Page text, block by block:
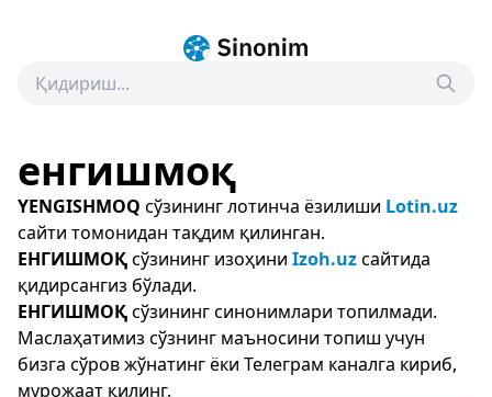
енгишмоқ
YENGISHMOQ сўзининг лотинча ёзилиши Lotin.uz
сайти томонидан тақдим қилинган.
ЕНГИШМОҚсўзининг изоҳини Izoh.uzсайтида
қидирсангиз бўлади.
ЕНГИШМОҚсўзининг синонимлари топилмади.
Маслаҳатимиз сўзнинг маъносини топиш учун
бизга сўров жўнатинг ёки Телеграм каналга кириб,
мурожаат қилинг.